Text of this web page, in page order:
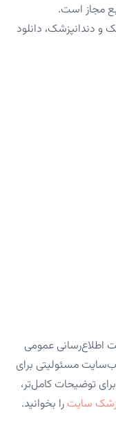
مجاز است.
دندانپزشک، دانلود
اطلاع‌رسانی عمومی
مسئولیتی برای
توضیحات کامل‌تر،
سایت را بخوانید.